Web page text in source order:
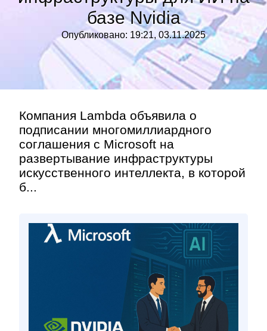
базе Nvidia
Опубликовано: 19:21, 03.11.2025
Компания Lambda объявила о
подписании многомиллиардного
соглашения с Microsoft на
развертывание инфраструктуры
искусственного интеллекта, в которой
б...
Контакт»